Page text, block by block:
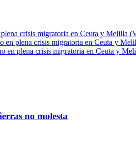
plena crisis migratoria en Ceuta y Melilla
en plena crisis migratoria en Ceuta y
en plena crisis migratoria en Ceuta y
no molesta